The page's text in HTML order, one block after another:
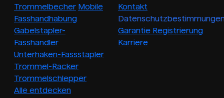
Trommelbecher Mobile
Fasshandhabung
Gabelstapler-
Fasshandler
Unterhaken-Fassstapler
Trommel-Racker
Trommelschlepper
Alle entdecken
Kontakt
Garantie Registrierung
Karriere